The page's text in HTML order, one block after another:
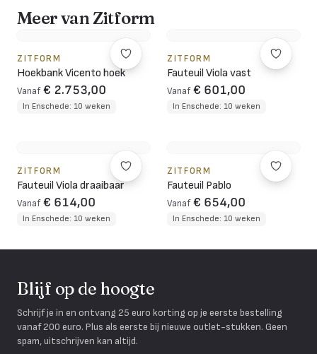
Meer van Zitform
ZITFORM
Hoekbank Vicento hoek
Vanaf € 2.753,00
In Enschede: 10 weken
ZITFORM
Fauteuil Viola vast
Vanaf € 601,00
In Enschede: 10 weken
ZITFORM
Fauteuil Viola draaibaar
Vanaf € 614,00
In Enschede: 10 weken
ZITFORM
Fauteuil Pablo
Vanaf € 654,00
In Enschede: 10 weken
Blijf op de hoogte
Schrijf je in en ontvang 25 euro korting op je eerste bestelling
vanaf 200 euro. Plus als eerste bij nieuwe outlet-stukken. Geen
spam, uitschrijven kan altijd.